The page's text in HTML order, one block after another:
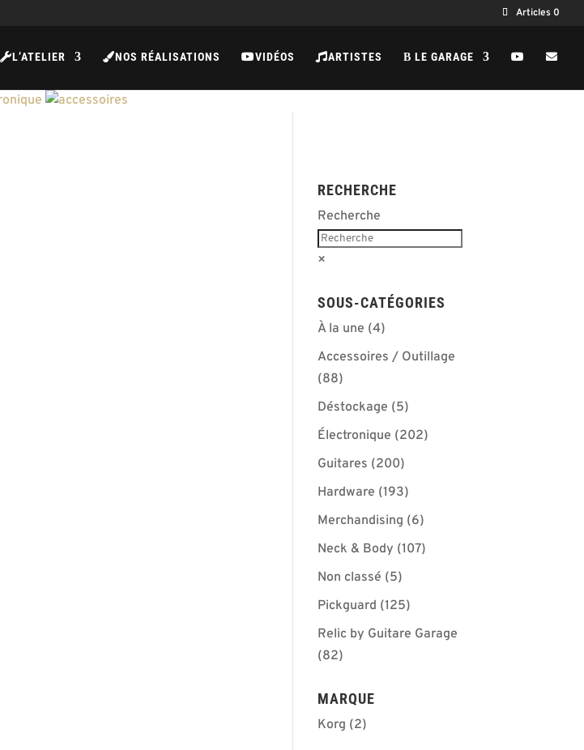
Articles 0
L’ATELIER NOS RÉALISATIONS VIDÉOS ARTISTES B LE GARAGE
RECHERCHE
Recherche
×
SOUS-CATÉGORIES
À la une (4)
Accessoires / Outillage
(88)
Déstockage (5)
Électronique (202)
Guitares (200)
Hardware (193)
Merchandising (6)
Neck & Body (107)
Non classé (5)
Pickguard (125)
Relic by Guitare Garage
(82)
MARQUE
Korg (2)